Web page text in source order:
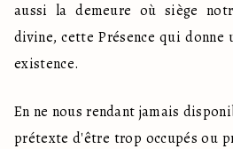
aussi la demeure où siège
divine, cette Présence qui donne
existence.
En ne nous rendant jamais
prétexte d'être trop occupés ou